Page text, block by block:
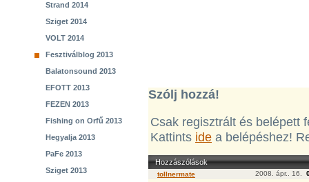
Strand 2014
Sziget 2014
VOLT 2014
Fesztiválblog 2013
Balatonsound 2013
EFOTT 2013
FEZEN 2013
Fishing on Orfű 2013
Hegyalja 2013
PaFe 2013
Sziget 2013
Szólj hozzá!
Csak regisztrált és belépett
Kattints ide a belépéshez!
Hozzászólások
tollnermate 2008. ápr.. 16.